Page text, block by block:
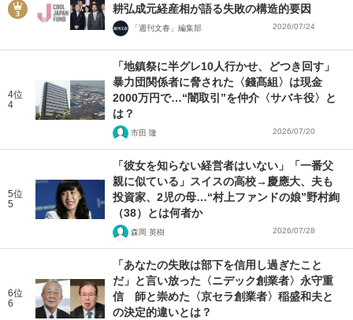
耕弘成元経産相が語る失敗の構造的要因
「週刊文春」編集部 2026/07/24
4位
4
「地鎮祭に半グレ10人行かせ、どつき回す」
暴力団関係者に脅された〈錢髙組〉は現金
2000万円で…“闇取引”を仲介〈サバキ役〉と
は？
市田 隆 2026/07/20
5位
5
「彼女を知らない経営者はいない」「一番父
親に似ている」スイスの高校→慶應大、夫も
投資家、2児の母…“村上ファンドの娘”野村絢
（38）とは何者か
森岡 英樹 2026/07/28
6位
6
「あなたの失敗は部下を信用し過ぎたこと
だ」と言い放った〈ニデック創業者〉永守重
信 師と崇めた〈京セラ創業者〉稲盛和夫と
の決定的違いとは？